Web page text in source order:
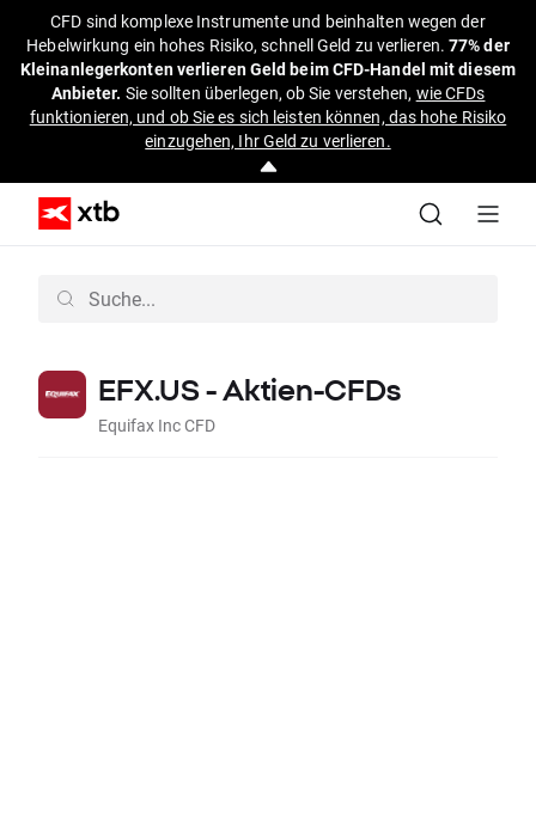
CFD sind komplexe Instrumente und beinhalten wegen der
Hebelwirkung ein hohes Risiko, schnell Geld zu verlieren.77% der
Kleinanlegerkonten verlieren Geld beim CFD-Handel mit diesem
Anbieter. Sie sollten überlegen, ob Sie verstehen, wie CFDs
funktionieren, und ob Sie es sich leisten können, das hohe Risiko
einzugehen, Ihr Geld zu verlieren.
EFX.US - Aktien-CFDs
Equifax Inc CFD